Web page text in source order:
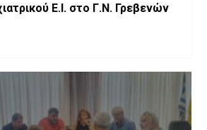
Ε.Ι. στο Γ.Ν. Γρεβενών